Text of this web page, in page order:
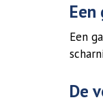
Een
De